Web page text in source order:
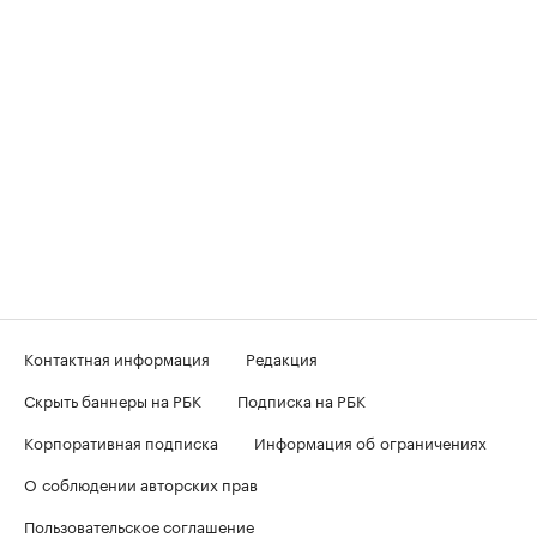
Контактная информация
Редакция
Скрыть баннеры на РБК
Подписка на РБК
Корпоративная подписка
Информация об ограничениях
О соблюдении авторских прав
Пользовательское соглашение